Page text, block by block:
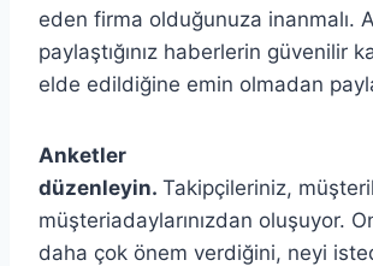
eden firma olduğunuza inanmalı.
paylaştığınız haberlerin güvenilir
elde edildiğine emin olmadan
Anketler
düzenleyin. Takipçileriniz,
müşteriadaylarınızdan oluşuyor.
daha çok önem verdiğini, neyi